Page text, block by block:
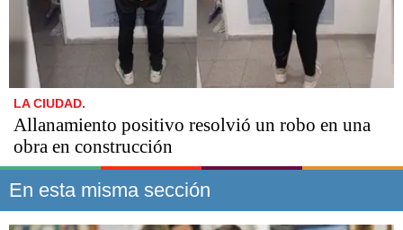
LA CIUDAD.
Allanamiento positivo resolvió un robo en una
obra en construcción
En esta misma sección